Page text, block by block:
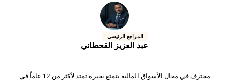
المراجع الرئيسي
عبد العزيز القحطاني
محترف في مجال الأسواق المالية يتمتع بخبرة تمتد لأكثر من 12 عاماً في